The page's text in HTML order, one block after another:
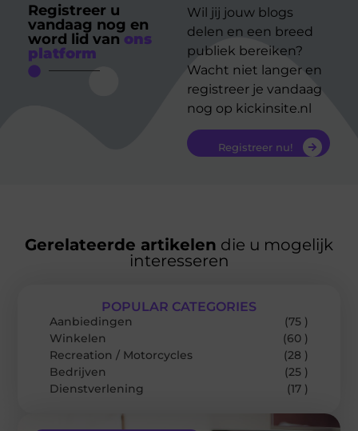
Registreer u
vandaag nog en
word lid van ons
platform
Wil jij jouw blogs
delen en een breed
publiek bereiken?
Wacht niet langer en
registreer je vandaag
nog op kickinsite.nl
Registreer nu!
Gerelateerde artikelen die u mogelijk
interesseren
POPULAR CATEGORIES
Aanbiedingen
(75 )
Winkelen
(60 )
Recreation / Motorcycles
(28 )
Bedrijven
(25 )
Dienstverlening
(17 )